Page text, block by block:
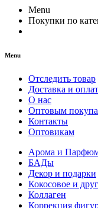
Menu
Покупки по
Menu
Отследить товар
Доставка и
О нас
Оптовым
Контакты
Оптовикам
Арома и
БАДы
Декор и подарки
Кокосовое и
Коллаген
Коррекция